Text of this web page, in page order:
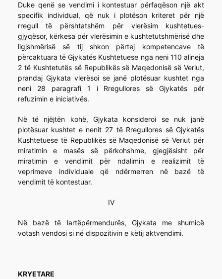
Duke qenë se vendimi i kontestuar përfaqëson një akt
specifik individual, që nuk i plotëson kriteret për një
rregull të përshtatshëm për vlerësim kushtetues-
gjyqësor, kërkesa për vlerësimin e kushtetutshmërisë dhe
ligjshmërisë së tij shkon përtej kompetencave të
përcaktuara të Gjykatës Kushtetuese nga neni 110 alineja
2 të Kushtetutës së Republikës së Maqedonisë së Veriut,
prandaj Gjykata vlerësoi se janë plotësuar kushtet nga
neni 28 paragrafi 1 i Rregullores së Gjykatës për
refuzimin e iniciativës.
Në të njëjtën kohë, Gjykata konsideroi se nuk janë
plotësuar kushtet e nenit 27 të Rregullores së Gjykatës
Kushtetuese të Republikës së Maqedonisë së Veriut për
miratimin e masës së përkohshme, gjegjësisht për
miratimin e vendimit për ndalimin e realizimit të
veprimeve individuale që ndërmerren në bazë të
vendimit të kontestuar.
IV
Në bazë të lartëpërmendurës, Gjykata me shumicë
votash vendosi si në dispozitivin e këtij aktvendimi.
KRYETARE